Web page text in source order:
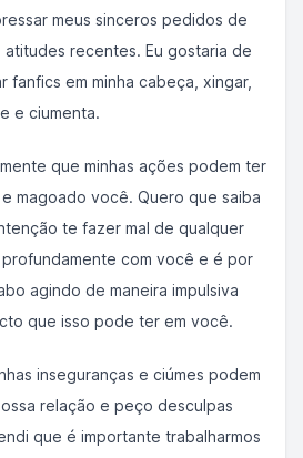
meus sinceros pedidos de
atitudes recentes. Eu gostaria de
fanfics em minha cabeça, xingar,
e ciumenta.
que minhas ações podem ter
magoado você. Quero que saiba
te fazer mal de qualquer
profundamente com você e é por
agindo de maneira impulsiva
que isso pode ter em você.
inseguranças e ciúmes podem
relação e peço desculpas
que é importante trabalharmos